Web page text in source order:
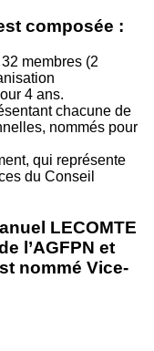
composée :
membres (2
4 ans.
chacune de
nommés pour
qui représente
du Conseil
LECOMTE
l’AGFPN et
nommé Vice-